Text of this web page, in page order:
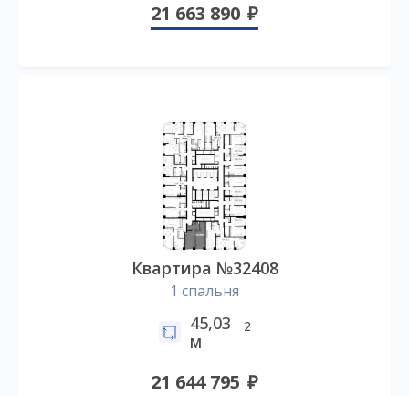
21 663 890
Квартира №32408
1 спальня
45,03
м
2
21 644 795